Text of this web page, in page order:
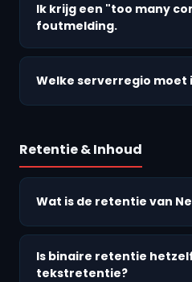
Ik krijg een "too many
foutmelding.
Welke serverregio moet
Retentie & Inhoud
Wat is de retentie van
Is binaire retentie
tekstretentie?